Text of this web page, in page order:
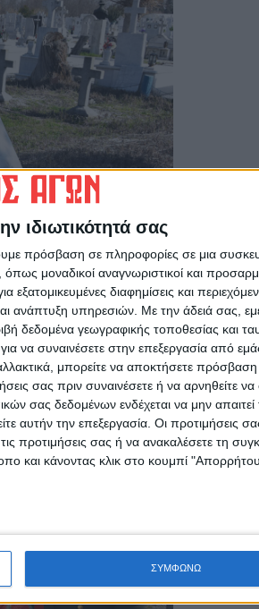
ιδιωτικότητά σας
πρόσβαση σε πληροφορίες σε μια
μοναδικοί αναγνωριστικοί και
διαφημίσεις και
ανάπτυξη υπηρεσιών. Με την άδειά σας,
δεδομένα γεωγραφικής τοποθεσίας και
να συναινέσετε στην επεξεργασία από
μπορείτε να αποκτήσετε
σας πριν συναινέσετε ή να αρνηθείτε να
σας δεδομένων ενδέχεται να μην απαιτεί
αυτήν την επεξεργασία. Οι προτιμήσεις
προτιμήσεις σας ή να ανακαλέσετε τη
και κάνοντας κλικ στο κουμπί
ΣΥΜΦΩΝΩ